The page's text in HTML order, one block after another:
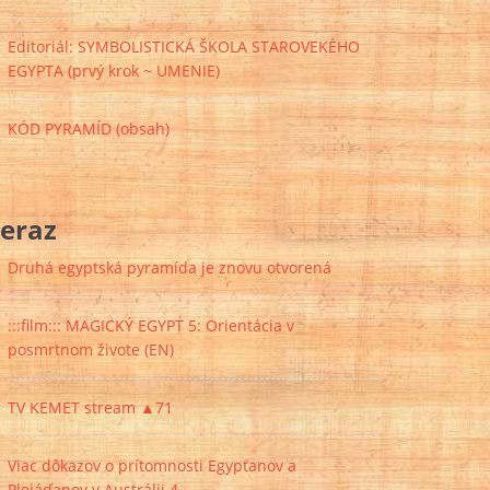
Editoriál: SYMBOLISTICKÁ ŠKOLA STAROVEKÉHO
EGYPTA (prvý krok ~ UMENIE)
KÓD PYRAMÍD (obsah)
Druhá egyptská pyramída je znovu otvorená
:::film::: MAGICKÝ EGYPT 5: Orientácia v
posmrtnom živote (EN)
TV KEMET stream ▲71
Viac dôkazov o prítomnosti Egypťanov a